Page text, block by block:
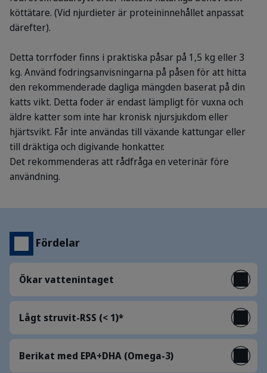
köttätare. (Vid njurdieter är proteininnehållet anpassat
därefter).
Detta torrfoder finns i praktiska påsar på 1,5 kg eller 3
kg. Använd fodringsanvisningarna på påsen för att hitta
den rekommenderade dagliga mängden baserat på din
katts vikt. Detta foder är endast lämpligt för vuxna och
äldre katter som inte har kronisk njursjukdom eller
hjärtsvikt. Får inte användas till växande kattungar eller
till dräktiga och digivande honkatter.
Det rekommenderas att rådfråga en veterinär före
användning.
Fördelar
Ökar vattenintaget
Lågt struvit-RSS (< 1)*
Berikat med EPA+DHA (Omega-3)